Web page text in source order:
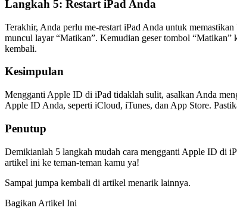
Langkah 5: Restart iPad Anda
Terakhir, Anda perlu me-restart iPad Anda untuk
muncul layar “Matikan”. Kemudian geser tombol
kembali.
Kesimpulan
Mengganti Apple ID di iPad tidaklah sulit, asalkan Anda
Apple ID Anda, seperti iCloud, iTunes, dan App Store.
Penutup
Demikianlah 5 langkah mudah cara mengganti Apple ID di
artikel ini ke teman-teman kamu ya!
Sampai jumpa kembali di artikel menarik lainnya.
Bagikan Artikel Ini